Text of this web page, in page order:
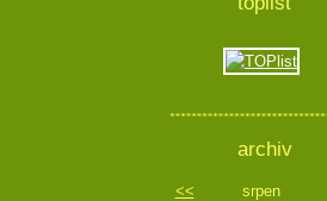
archiv
<< srpen